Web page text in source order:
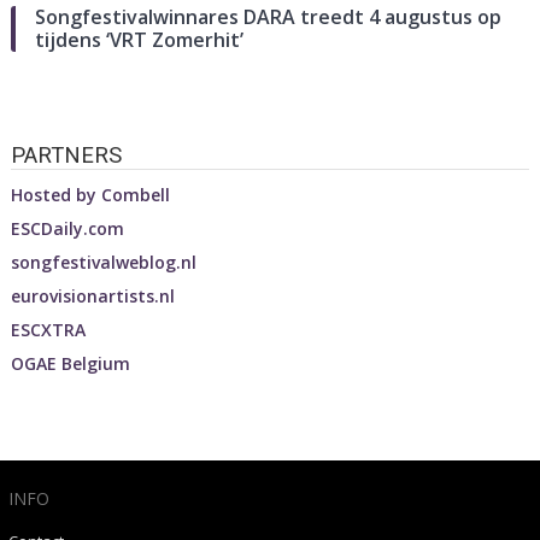
Songfestivalwinnares DARA treedt 4 augustus op
tijdens ‘VRT Zomerhit’
PARTNERS
Hosted by Combell
ESCDaily.com
songfestivalweblog.nl
eurovisionartists.nl
ESCXTRA
OGAE Belgium
INFO